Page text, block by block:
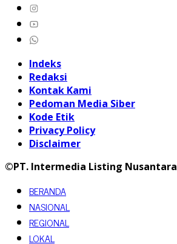
Indeks
Redaksi
Kontak Kami
Pedoman Media Siber
Kode Etik
Privacy Policy
Disclaimer
©PT. Intermedia Listing Nusantara
BERANDA
NASIONAL
REGIONAL
LOKAL